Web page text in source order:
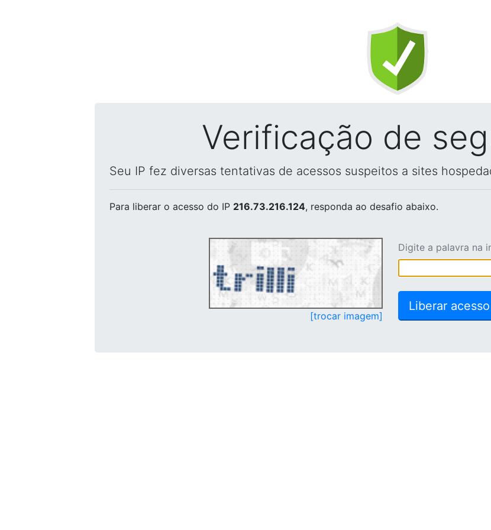
Verificação de
Seu IP fez diversas tentativas de acessos suspeitos a sites
Para liberar o acesso do IP 216.73.216.124, responda ao desafio abaixo.
[trocar imagem]
Digite a palavra na